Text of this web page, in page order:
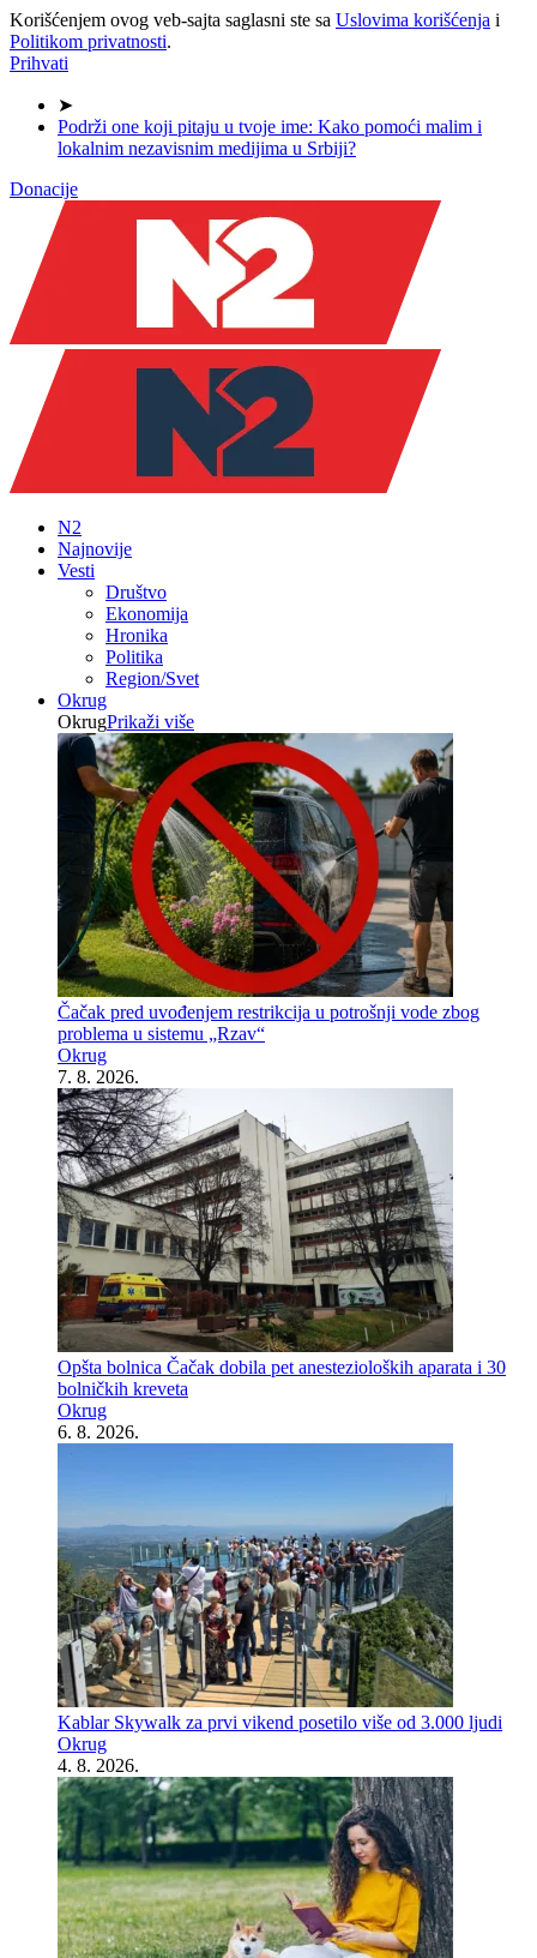
Korišćenjem ovog veb-sajta saglasni ste sa Uslovima korišćenja i
Politikom privatnosti.
Prihvati
➤
Podrži one koji pitaju u tvoje ime: Kako pomoći malim i
lokalnim nezavisnim medijima u Srbiji?
Donacije
N2
Najnovije
Vesti
Društvo
Ekonomija
Hronika
Politika
Region/Svet
Okrug
OkrugPrikaži više
Čačak pred uvođenjem restrikcija u potrošnji vode zbog
problema u sistemu „Rzav“
Okrug
7. 8. 2026.
Opšta bolnica Čačak dobila pet anestezioloških aparata i 30
bolničkih kreveta
Okrug
6. 8. 2026.
Kablar Skywalk za prvi vikend posetilo više od 3.000 ljudi
Okrug
4. 8. 2026.